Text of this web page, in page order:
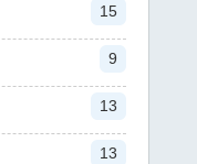
15
9
13
13